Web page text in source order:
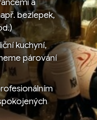
bezlepek,
kuchyní,
párování